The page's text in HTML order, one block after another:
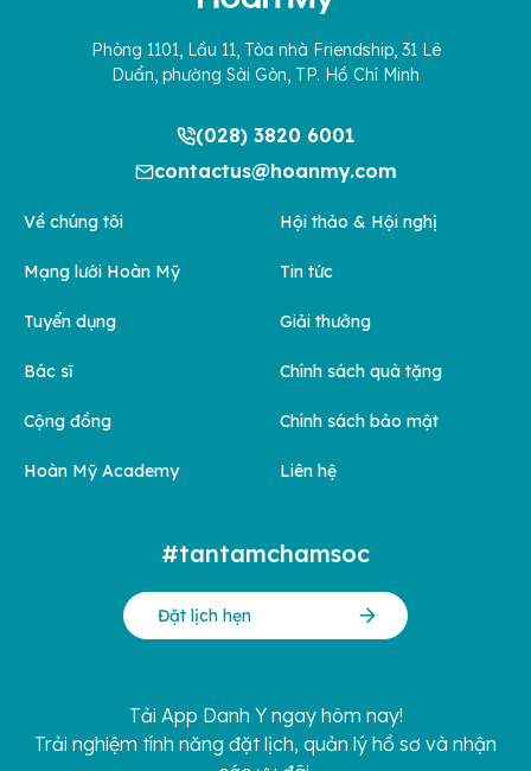
Phòng 1101, Lầu 11, Tòa nhà Friendship, 31 Lê
Duẩn, phường Sài Gòn, TP. Hồ Chí Minh
(028) 3820 6001
contactus@hoanmy.com
Về chúng tôi
Mạng lưới Hoàn Mỹ
Tuyển dụng
Bác sĩ
Cộng đồng
Hoàn Mỹ Academy
Hội thảo & Hội nghị
Tin tức
Giải thưởng
Chính sách quà tặng
Chính sách bảo mật
Liên hệ
#tantamchamsoc
Đặt lịch hẹn
Tải App Danh Y ngay hôm nay!
Trải nghiệm tính năng đặt lịch, quản lý hồ sơ và nhận